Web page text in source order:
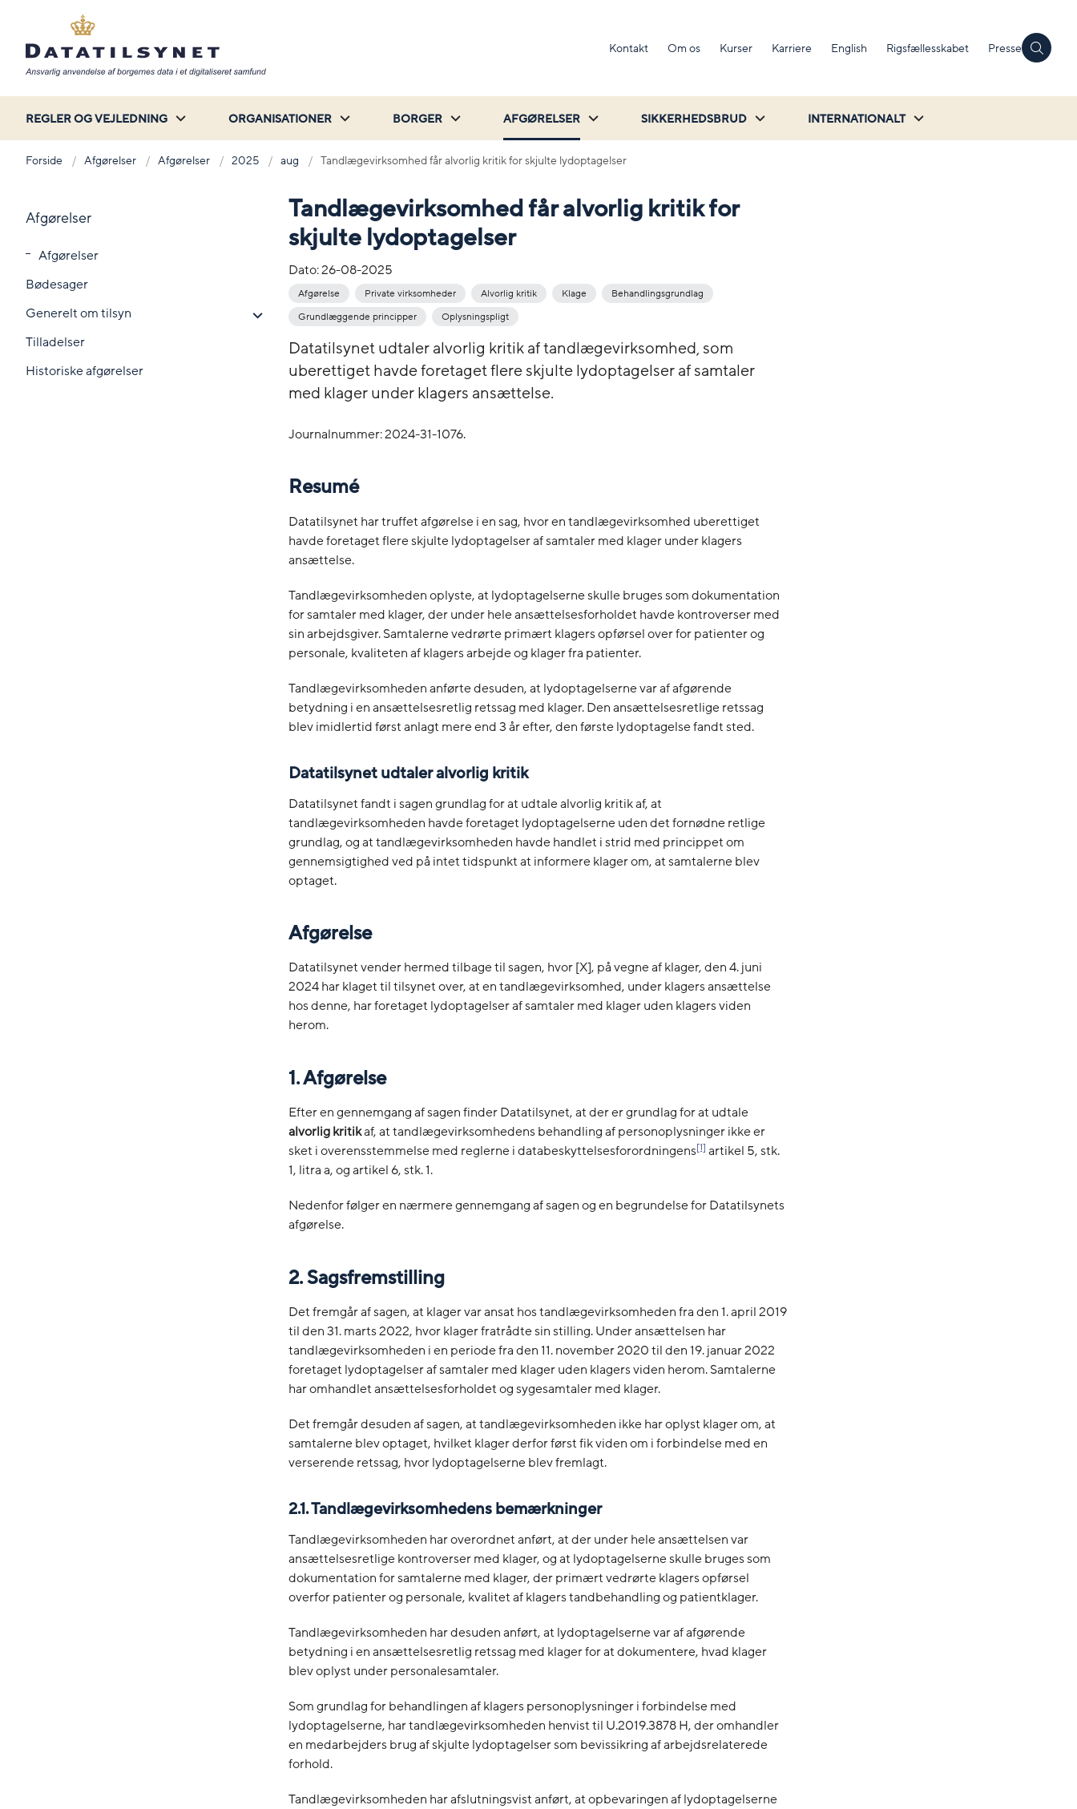
Kontakt Om os Kurser Karriere English Rigsfællesskabet Presse
REGLER OG VEJLEDNING ORGANISATIONER BORGER AFGØRELSER SIKKERHEDSBRUD INTERNATIONALT
Forside Afgørelser Afgørelser 2025 aug Tandlægevirksomhed får alvorlig kritik for skjulte lydoptagelser
Afgørelser
Afgørelser
Bødesager
Generelt om tilsyn
Tilladelser
Historiske afgørelser
Tandlægevirksomhed får alvorlig kritik for
skjulte lydoptagelser
Dato:26-08-2025
Afgørelse Private virksomheder Alvorlig kritik Klage
Behandlingsgrundlag
Grundlæggende principper
Oplysningspligt
Datatilsynet udtaler alvorlig kritik af tandlægevirksomhed, som
uberettiget havde foretaget flere skjulte lydoptagelser af samtaler
med klager under klagers ansættelse.
Journalnummer:2024-31-1076.
Resumé
Datatilsynet har truffet afgørelse i en sag, hvor en tandlægevirksomhed uberettiget
havde foretaget flere skjulte lydoptagelser af samtaler med klager under klagers
ansættelse.
Tandlægevirksomheden oplyste, at lydoptagelserne skulle bruges som dokumentation
for samtaler med klager, der under hele ansættelsesforholdet havde kontroverser med
sin arbejdsgiver. Samtalerne vedrørte primært klagers opførsel over for patienter og
personale, kvaliteten af klagers arbejde og klager fra patienter.
Tandlægevirksomheden anførte desuden, at lydoptagelserne var af afgørende
betydning i en ansættelsesretlig retssag med klager. Den ansættelsesretlige retssag
blev imidlertid først anlagt mere end 3 år efter, den første lydoptagelse fandt sted.
Datatilsynet udtaler alvorlig kritik
Datatilsynet fandt i sagen grundlag for at udtale alvorlig kritik af, at
tandlægevirksomheden havde foretaget lydoptagelserne uden det fornødne retlige
grundlag, og at tandlægevirksomheden havde handlet i strid med princippet om
gennemsigtighed ved på intet tidspunkt at informere klager om, at samtalerne blev
optaget.
Afgørelse
Datatilsynet vender hermed tilbage til sagen, hvor [X], på vegne af klager, den 4. juni
2024 har klaget til tilsynet over, at en tandlægevirksomhed, under klagers ansættelse
hos denne, har foretaget lydoptagelser af samtaler med klager uden klagers viden
herom.
1. Afgørelse
Efter en gennemgang af sagen finder Datatilsynet, at der er grundlag for at udtale
alvorlig kritikaf, at tandlægevirksomhedens behandling af personoplysninger ikke er
sket i overensstemmelse med reglerne i databeskyttelsesforordningens[1] artikel 5, stk.
1, litra a, og artikel 6, stk. 1.
Nedenfor følger en nærmere gennemgang af sagen og en begrundelse for Datatilsynets
afgørelse.
2. Sagsfremstilling
Det fremgår af sagen, at klager var ansat hos tandlægevirksomheden fra den 1. april 2019
til den 31. marts 2022, hvor klager fratrådte sin stilling. Under ansættelsen har
tandlægevirksomheden i en periode fra den 11. november 2020 til den 19. januar 2022
foretaget lydoptagelser af samtaler med klager uden klagers viden herom. Samtalerne
har omhandlet ansættelsesforholdet og sygesamtaler med klager.
Det fremgår desuden af sagen, at tandlægevirksomheden ikke har oplyst klager om, at
samtalerne blev optaget, hvilket klager derfor først fik viden om i forbindelse med en
verserende retssag, hvor lydoptagelserne blev fremlagt.
2.1. Tandlægevirksomhedens bemærkninger
Tandlægevirksomheden har overordnet anført, at der under hele ansættelsen var
ansættelsesretlige kontroverser med klager, og at lydoptagelserne skulle bruges som
dokumentation for samtalerne med klager, der primært vedrørte klagers opførsel
overfor patienter og personale, kvalitet af klagers tandbehandling og patientklager.
Tandlægevirksomheden har desuden anført, at lydoptagelserne var af afgørende
betydning i en ansættelsesretlig retssag med klager for at dokumentere, hvad klager
blev oplyst under personalesamtaler.
Som grundlag for behandlingen af klagers personoplysninger i forbindelse med
lydoptagelserne, har tandlægevirksomheden henvist til U.2019.3878 H, der omhandler
en medarbejders brug af skjulte lydoptagelser som bevissikring af arbejdsrelaterede
forhold.
Tandlægevirksomheden har afslutningsvist anført, at opbevaringen af lydoptagelserne